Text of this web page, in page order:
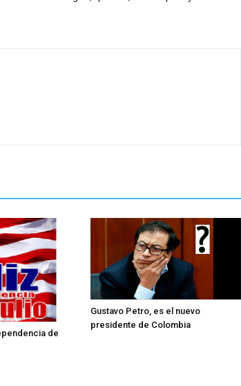
de
Gustavo Petro, es el nuevo
presidente de Colombia